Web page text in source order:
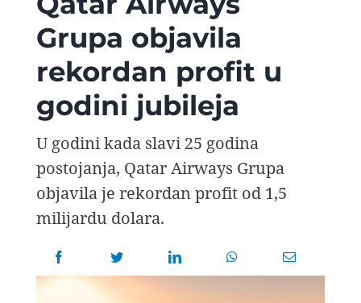
AVIOPEDIA
SPECIJAL
FOTO PRIČA
TEMA
AGENT
for:
Grupa objavila
rekordan profit u
godini jubileja
U godini kada slavi 25 godina
postojanja, Qatar Airways Grupa
objavila je rekordan profit od 1,5
milijardu dolara.